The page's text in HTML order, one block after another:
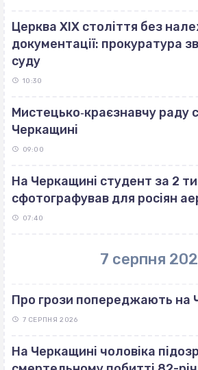
Церква ХІХ століття без
документації: прокуратура
суду
10:30
Мистецько‐краєзнавчу раду
Черкащині
09:00
На Черкащині студент за 2
сфотографував для росіян
07:40
7 серпня
Про грози попереджають на
7 СЕРПНЯ 2026
На Черкащині чоловіка